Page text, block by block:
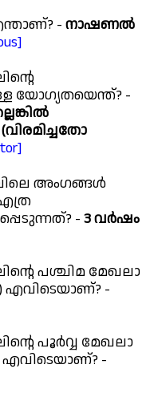
- നാഷണൽ
-
അംഗങ്ങൾ
എത്ര
- 3 വർഷം
പശ്ചിമ മേഖലാ
എവിടെയാണ്? -
പൂർവ്വ മേഖലാ
എവിടെയാണ്? -